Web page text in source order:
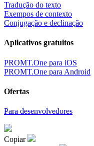
Tradução do texto
Exempos de contexto
Conjugação e declinação
Aplicativos gratuitos
PROMT.One para iOS
PROMT.One para Android
Ofertas
Para desenvolvedores
Copiar